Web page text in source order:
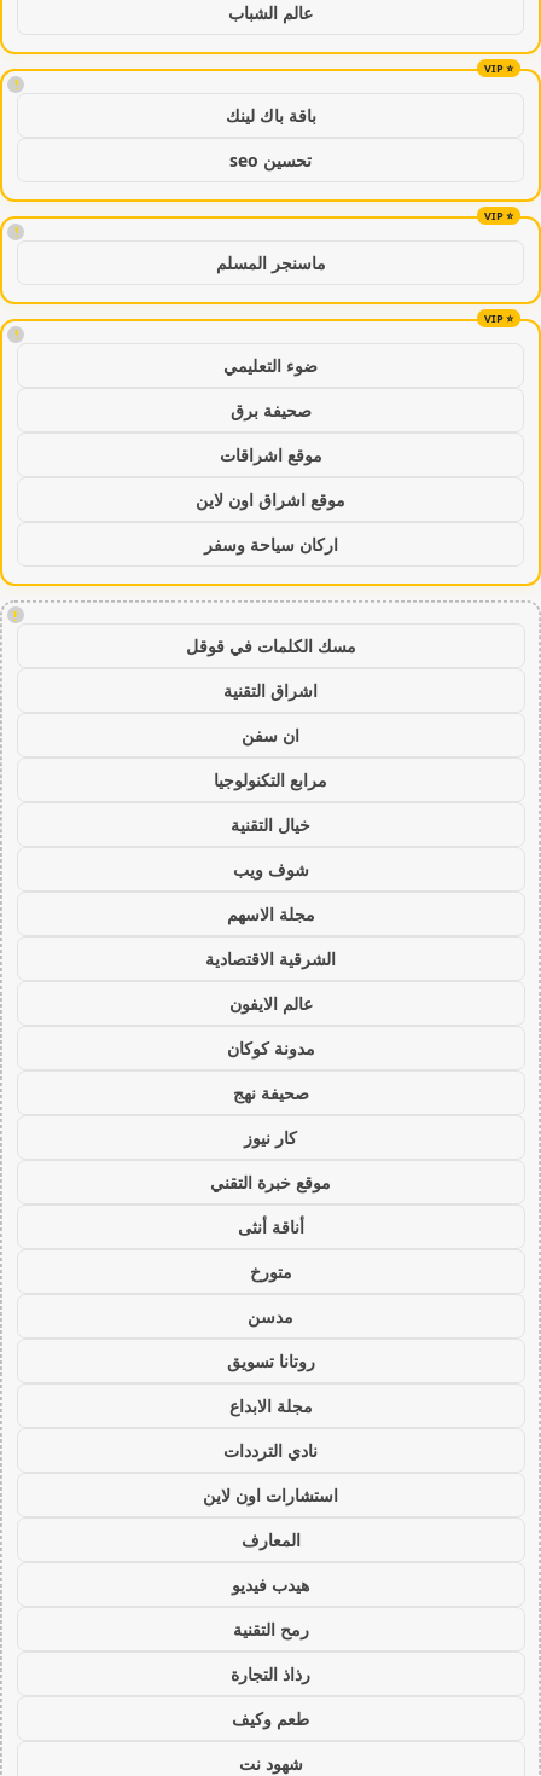
عالم الشباب
!
باقة باك لينك
تحسين seo
!
ماسنجر المسلم
!
ضوء التعليمي
صحيفة برق
موقع اشراقات
موقع اشراق اون لاين
اركان سياحة وسفر
!
مسك الكلمات في قوقل
اشراق التقنية
ان سفن
مرابع التكنولوجيا
خيال التقنية
شوف ويب
مجلة الاسهم
الشرقية الاقتصادية
عالم الايفون
مدونة كوكان
صحيفة نهج
كار نيوز
موقع خبرة التقني
أناقة أنثى
متورخ
مدسن
روتانا تسويق
مجلة الابداع
نادي الترددات
استشارات اون لاين
المعارف
هيدب فيديو
رمح التقنية
رذاذ التجارة
طعم وكيف
شهود نت